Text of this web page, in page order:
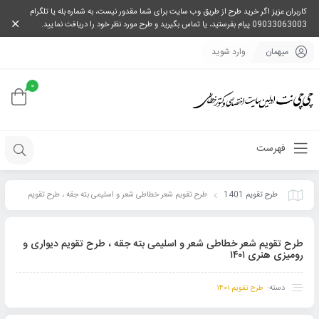
کاربران عزیز اگر خرید طرح از طریق وب سایت برای شما مقدور نیست، به شماره بله یا تلگرام
09033063003 پیام بفرستید، یا تماس بگیرید و طرح مورد نظر خود را دریافت نمایید.
میهمان وارد شوید
0
فهرست
طرح تقویم 1401 طرح تقویم شعر خطاطی شعر و اسلیمی بته جقه ، طرح تقویم
طرح تقویم شعر خطاطی شعر و اسلیمی بته جقه ، طرح تقویم دیواری و
رومیزی هنری ۱۴۰۱
دسته: طرح تقویم 1401